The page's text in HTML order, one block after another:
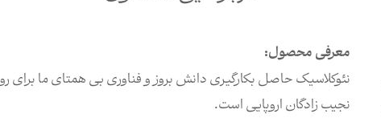
معرفی محصول:
نئوکلاسیک حاصل بکارگیری دانش بروز و فناوری بی همتای ما
نجیب زادگان اروپایی است.